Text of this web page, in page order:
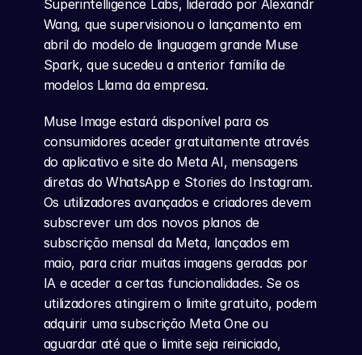
Superintelligence Labs, liderado por Alexandr
Wang, que supervisionou o lançamento em
abril do modelo de linguagem grande Muse
Spark, que sucedeu a anterior família de
modelos Llama da empresa.
Muse Image estará disponível para os
consumidores aceder gratuitamente através
do aplicativo e site do Meta AI, mensagens
diretas do WhatsApp e Stories do Instagram.
Os utilizadores avançados e criadores devem
subscrever um dos novos planos de
subscrição mensal da Meta, lançados em
maio, para criar muitas imagens geradas por
IA e aceder a certas funcionalidades. Se os
utilizadores atingirem o limite gratuito, podem
adquirir uma subscrição Meta One ou
aguardar até que o limite seja reiniciado,